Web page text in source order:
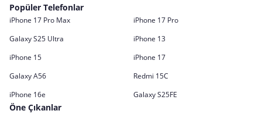
Popüler Telefonlar
iPhone 17 Pro Max
iPhone 17 Pro
Galaxy S25 Ultra
iPhone 13
iPhone 15
iPhone 17
Galaxy A56
Redmi 15C
iPhone 16e
Galaxy S25FE
Öne Çıkanlar